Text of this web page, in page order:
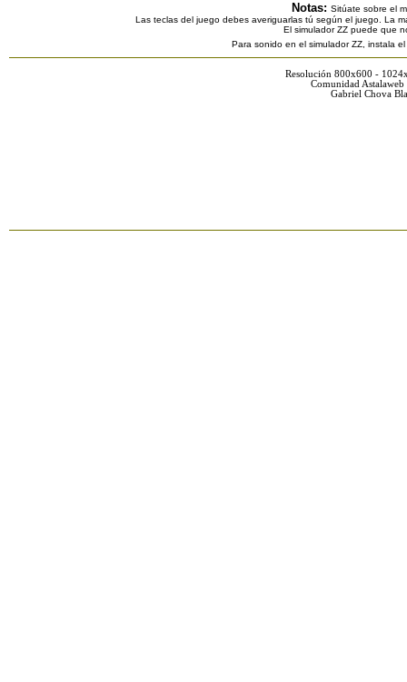
Notas: Sitúate sobre el
Las teclas del juego debes averiguarlas tú según el juego. La
El simulador ZZ puede que
Para sonido en el simulador ZZ, instala
Resolución 800x600 -
Comunidad
Gabriel Chova